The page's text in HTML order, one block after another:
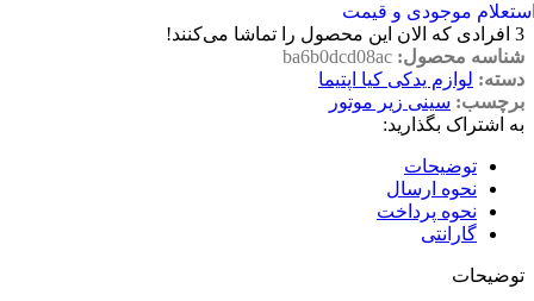
موجودی و قیمت
3 افرادی که الان این محصول را تماشا می‌کنند!
شناسه محصول: ba6b0dcd08ac
دسته: لوازم یدکی کیا اپتیما
برچسب: سینی زیر موتور
به اشتراک بگذارید:
توضیحات
نحوه ارسال
نحوه پرداخت
گارانتی
توضیحات